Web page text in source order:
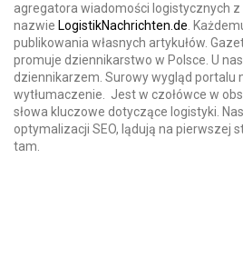
agregatora wiadomości logistycznych z
nazwie LogistikNachrichten.de.
publikowania własnych artykułów.
promuje dziennikarstwo w Polsce. U
dziennikarzem. Surowy wygląd portalu
wytłumaczenie. Jest w czołówce w
słowa kluczowe dotyczące logistyki.
optymalizacji SEO, lądują na pierwszej
tam.